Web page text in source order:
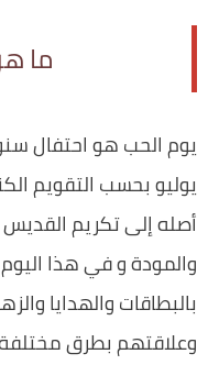
‏ما
يوليو بحسب التقويم
أصله إلى تكريم القديس
والمودة و في هذا
بالبطاقات والهدايا
وعلاقتهم بطرق